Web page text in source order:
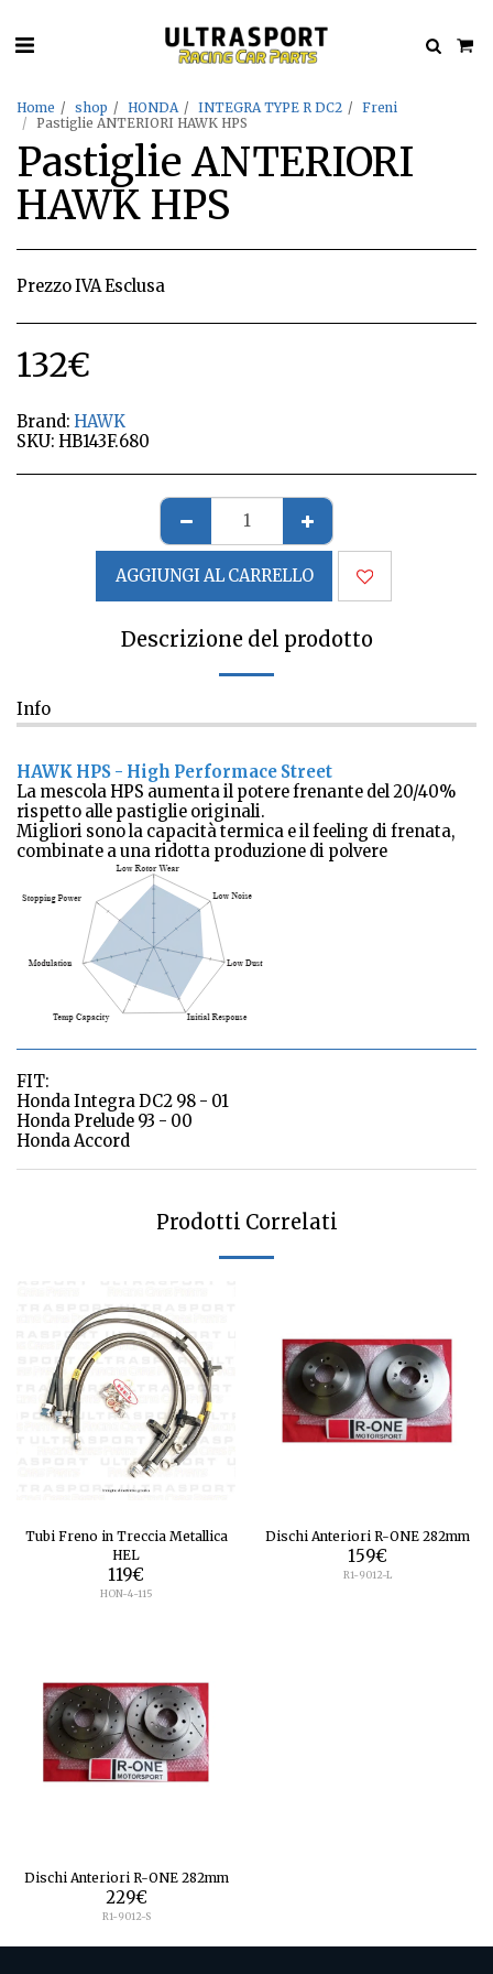
Home shop HONDA INTEGRA TYPE R DC2
Freni
Pastiglie ANTERIORI HAWK HPS
Pastiglie ANTERIORI
HAWK HPS
Prezzo IVA Esclusa
132€
Brand: HAWK
SKU: HB143F.680
AGGIUNGI AL CARRELLO
Descrizione del prodotto
Info
HAWK HPS - High Performace Street
La mescola HPS aumenta il potere frenante del 20/40%
rispetto alle pastiglie originali.
Migliori sono la capacità termica e il feeling di frenata,
combinate a una ridotta produzione di polvere
FIT:
Honda Integra DC2 98 - 01
Honda Prelude 93 - 00
Honda Accord
Prodotti Correlati
Tubi Freno in Treccia Metallica
HEL
119€
HON-4-115
Dischi Anteriori R-ONE 282mm
159€
R1-9012-L
Dischi Anteriori R-ONE 282mm
229€
R1-9012-S